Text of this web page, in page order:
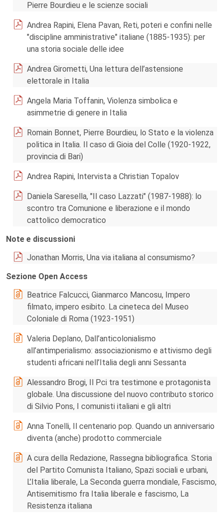
Pierre Bourdieu e le scienze sociali
Andrea Rapini, Elena Pavan, Reti, poteri e confini nelle
"discipline amministrative" italiane (1885-1935): per
una storia sociale delle idee
Andrea Girometti, Una lettura dell’astensione
elettorale in Italia
Angela Maria Toffanin, Violenza simbolica e
asimmetrie di genere in Italia
Romain Bonnet, Pierre Bourdieu, lo Stato e la violenza
politica in Italia. Il caso di Gioia del Colle (1920-1922,
provincia di Bari)
Andrea Rapini, Intervista a Christian Topalov
Daniela Saresella, "Il caso Lazzati" (1987-1988): lo
scontro tra Comunione e liberazione e il mondo
cattolico democratico
Note e discussioni
Jonathan Morris, Una via italiana al consumismo?
Sezione Open Access
Beatrice Falcucci, Gianmarco Mancosu, Impero
filmato, impero esibito. La cineteca del Museo
Coloniale di Roma (1923-1951)
Valeria Deplano, Dall’anticolonialismo
all’antimperialismo: associazionismo e attivismo degli
studenti africani nell’Italia degli anni Sessanta
Alessandro Brogi, Il Pci tra testimone e protagonista
globale. Una discussione del nuovo contributo storico
di Silvio Pons, I comunisti italiani e gli altri
Anna Tonelli, Il centenario pop. Quando un anniversario
diventa (anche) prodotto commerciale
A cura della Redazione, Rassegna bibliografica. Storia
del Partito Comunista Italiano, Spazi sociali e urbani,
L’Italia liberale, La Seconda guerra mondiale, Fascismo,
Antisemitismo fra Italia liberale e fascismo, La
Resistenza italiana